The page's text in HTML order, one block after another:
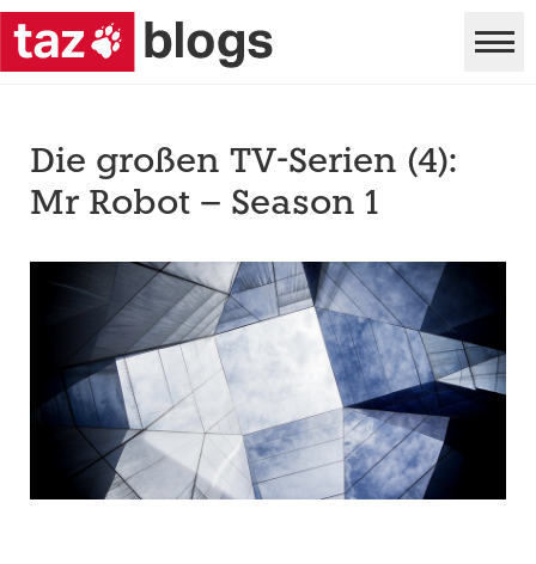
Die großen TV-Serien (4):
Mr Robot – Season 1